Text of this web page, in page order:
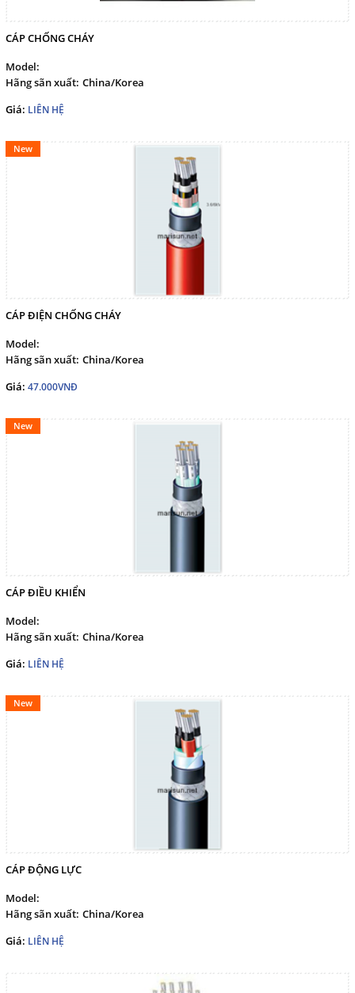
CÁP CHỐNG CHÁY
Model:
Hãng sãn xuất: China/Korea
Giá: LIÊN HỆ
New
CÁP ĐIỆN CHỐNG CHÁY
Model:
Hãng sãn xuất: China/Korea
Giá: 47.000VNĐ
New
CÁP ĐIỀU KHIỂN
Model:
Hãng sãn xuất: China/Korea
Giá: LIÊN HỆ
New
CÁP ĐỘNG LỰC
Model:
Hãng sãn xuất: China/Korea
Giá: LIÊN HỆ
NGÔN NGỮ
Tiếng Việt
Twitter
LIÊN HỆ
HotLine
Mail